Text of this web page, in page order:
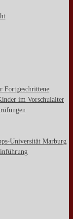
im Vorschulalter
Universität Marburg